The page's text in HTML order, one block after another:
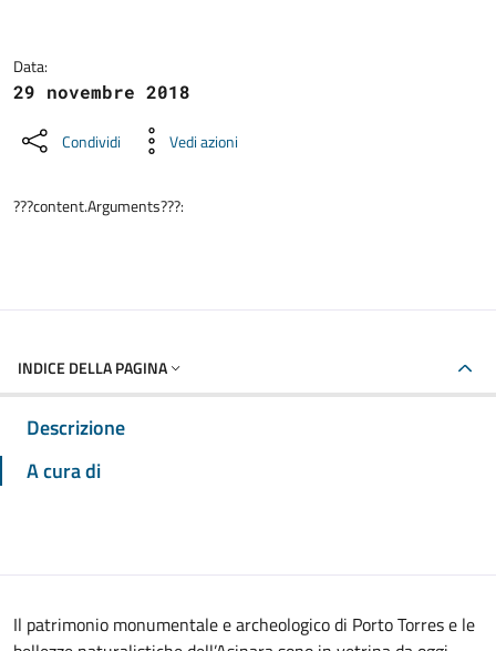
Data:
29 novembre 2018
Condividi Vedi azioni
???content.Arguments???:
INDICE DELLA PAGINA
Descrizione
A cura di
Il patrimonio monumentale e archeologico di Porto Torres e le